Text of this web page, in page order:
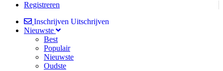
Registreren
Inschrijven Uitschrijven
Nieuwste
Best
Populair
Nieuwste
Oudste